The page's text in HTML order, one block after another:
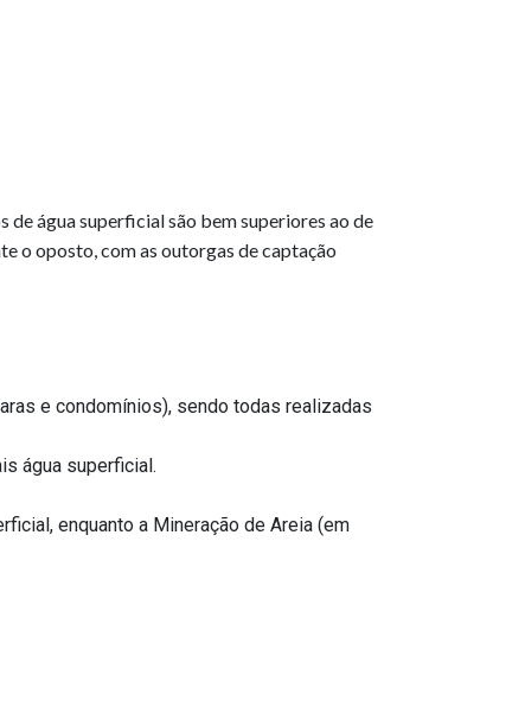
água superficial são bem superiores ao de
o oposto, com as outorgas de captação
e condomínios), sendo todas realizadas
água superficial.
enquanto a Mineração de Areia (em